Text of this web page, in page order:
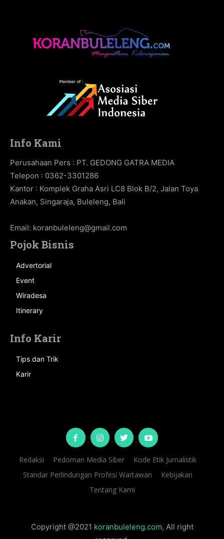
Info Kami
Perusahaan Pers : PT. GEDONG GATRA MEDIA
Telepon : 0362-3301286
Kantor : Komplek Graha Asri LC8 Blok B/2, Jalan Toya
Anakan, Singaraja, Buleleng, Bali
Email: koranbuleleng@gmail.com
Pojok Bisnis
Advertorial
Event
Wiradesa
Itinerary
Info Karir
Tips dan Trik
Karir
Redaksi Pedoman Media Siber
Kode Etik Jurnalistik
Standar Perlindungan Profesi Wartawan
Kebijakan
Tentang Kami
Copyright @2021 koranbuleleng.com, All right